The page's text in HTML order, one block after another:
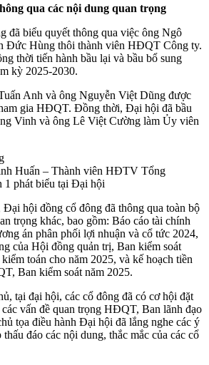
qua các nội dung quan trọng
đã biểu quyết thông qua việc ông Ngô
Đức Hùng thôi thành viên HĐQT Công ty.
thời tiến hành bầu lại và bầu bổ sung
kỳ 2025-2030.
Anh và ông Nguyễn Việt Dũng được
gia HĐQT. Đồng thời, Đại hội đã bầu
Vinh và ông Lê Việt Cường làm Ủy viên
Huấn – Thành viên HĐTV Tổng
1 phát biểu tại Đại hội
hội đồng cổ đông đã thông qua toàn bộ
trọng khác, bao gồm: Báo cáo tài chính
án phân phối lợi nhuận và cổ tức 2024,
của Hội đồng quản trị, Ban kiểm soát
toán cho năm 2025, và kế hoạch tiền
Ban kiểm soát năm 2025.
tại đại hội, các cổ đông đã có cơ hội đặt
vấn đề quan trọng HĐQT, Ban lãnh đạo
tọa điều hành Đại hội đã lắng nghe các ý
đáo các nội dung, thắc mắc của các cổ